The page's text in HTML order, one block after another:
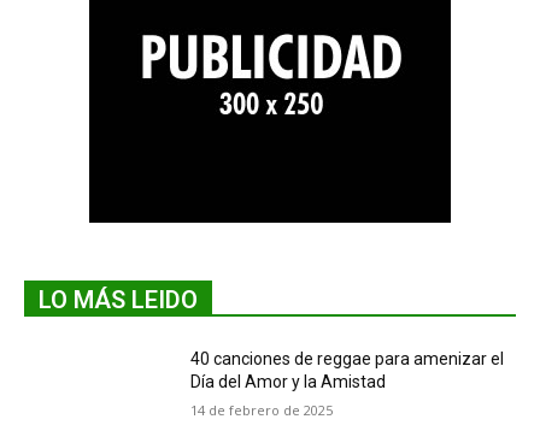
LO MÁS LEIDO
40 canciones de reggae para amenizar el
Día del Amor y la Amistad
14 de febrero de 2025